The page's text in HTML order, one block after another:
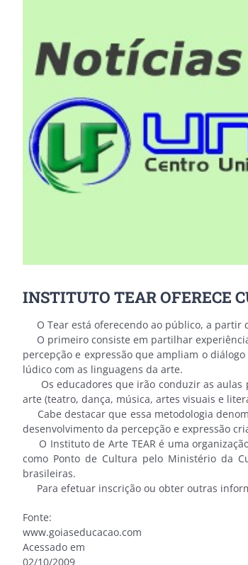
INSTITUTO TEAR OFERECE
O Tear está oferecendo ao público, a partir
O primeiro consiste em partilhar
percepção e expressão que ampliam o
lúdico com as linguagens da arte.
Os educadores que irão conduzir as aulas
arte (teatro, dança, música, artes visuais e
Cabe destacar que essa metodologia
desenvolvimento da percepção e expressão
O Instituto de Arte TEAR é uma
como Ponto de Cultura pelo Ministério da
brasileiras.
Para efetuar inscrição ou obter outras
Fonte:
www.goiaseducacao.com
Acessado em
02/10/2009